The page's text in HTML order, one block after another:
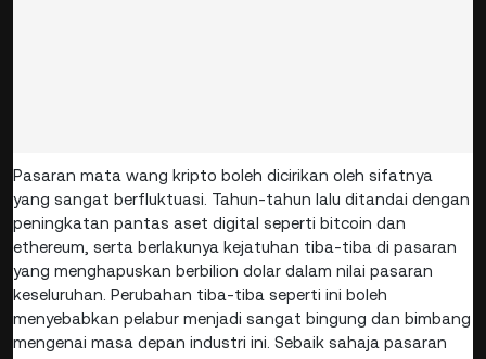
Pasaran mata wang kripto boleh dicirikan oleh sifatnya
yang sangat berfluktuasi. Tahun-tahun lalu ditandai dengan
peningkatan pantas aset digital seperti bitcoin dan
ethereum, serta berlakunya kejatuhan tiba-tiba di pasaran
yang menghapuskan berbilion dolar dalam nilai pasaran
keseluruhan. Perubahan tiba-tiba seperti ini boleh
menyebabkan pelabur menjadi sangat bingung dan bimbang
mengenai masa depan industri ini. Sebaik sahaja pasaran